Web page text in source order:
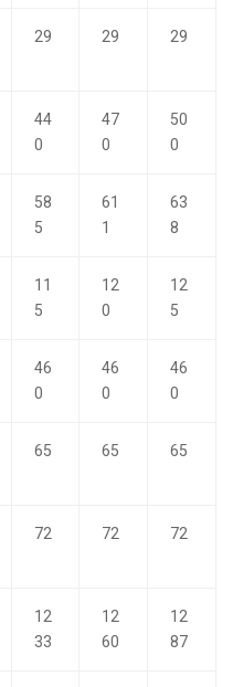
29 29 29
44
0
47
0
50
0
58
5
61
1
63
8
11
5
12
0
12
5
46
0
46
0
46
0
65 65 65
72 72 72
12
33
12
60
12
87